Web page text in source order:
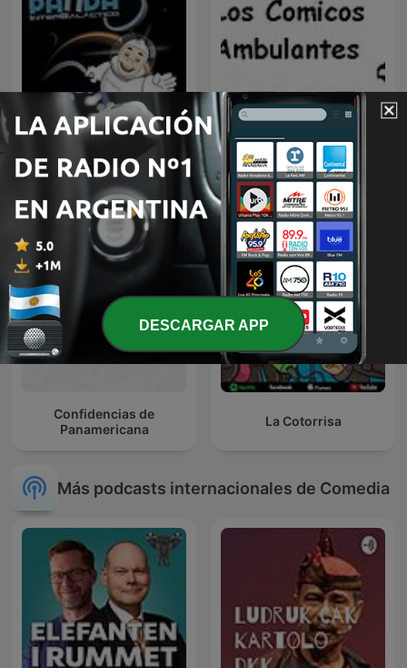
Panda Show -Disco Panda
Intergaláctico
LOS COMICOS
AMBULANTES
Confidencias de
Panamericana
La Cotorrisa
Más podcasts internacionales de Comedia
DESCARGAR APP